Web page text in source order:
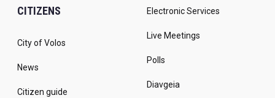
CITIZENS
City of Volos
News
Citizen guide
Electronic Services
Live Meetings
Polls
Diavgeia